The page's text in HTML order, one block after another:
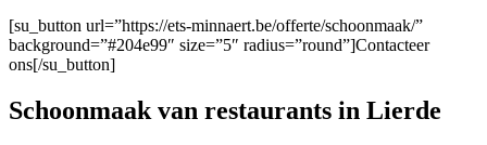
[su_button url=”https://ets-minnaert.be/offerte/schoonmaak/”
background=”#204e99″ size=”5″ radius=”round”]Contacteer
ons[/su_button]
Schoonmaak van restaurants in Lierde